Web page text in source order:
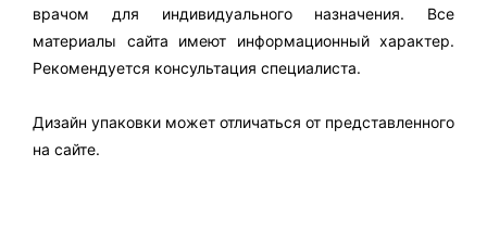
врачом для индивидуального назначения. Все
материалы сайта имеют информационный характер.
Рекомендуется консультация специалиста.
Дизайн упаковки может отличаться от представленного
на сайте.